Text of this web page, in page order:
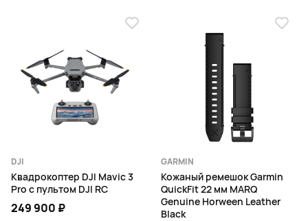
DJI
Квадрокоптер DJI Mavic 3
Pro с пультом DJI RC
249 900 ₽
GARMIN
Кожаный ремешок Garmin
QuickFit 22 мм MARQ
Genuine Horween Leather
Black